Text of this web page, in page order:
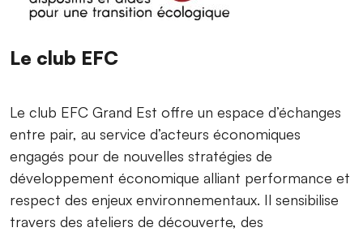
Le club EFC
Le club EFC Grand Est offre un espace d’échanges
entre pair, au service d’acteurs économiques
engagés pour de nouvelles stratégies de
développement économique alliant performance et
respect des enjeux environnementaux. Il sensibilise
travers des ateliers de découverte, des